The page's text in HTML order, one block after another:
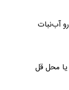
آب‌نبات
محل قل